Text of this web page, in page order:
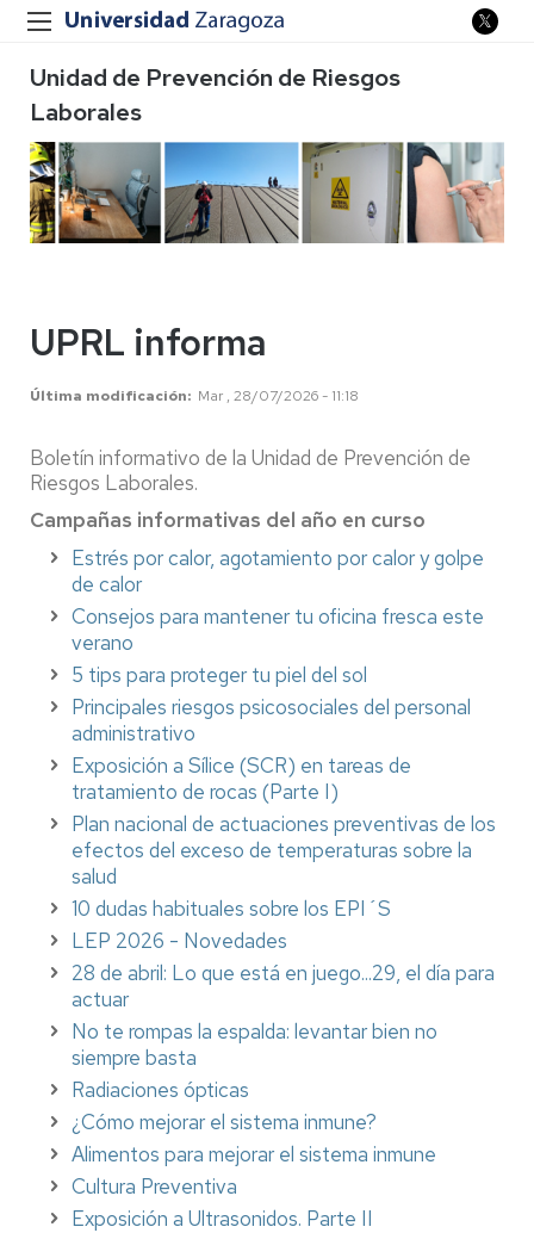
Unidad de Prevención de Riesgos
Laborales
UPRL informa
Última modificación Mar , 28/07/2026 - 11:18
Boletín informativo de la Unidad de Prevención de
Riesgos Laborales.
Campañas informativas del año en curso
Estrés por calor, agotamiento por calor y golpe
de calor
Consejos para mantener tu oficina fresca este
verano
5 tips para proteger tu piel del sol
Principales riesgos psicosociales del personal
administrativo
Exposición a Sílice (SCR) en tareas de
tratamiento de rocas (Parte I)
Plan nacional de actuaciones preventivas de los
efectos del exceso de temperaturas sobre la
salud
10 dudas habituales sobre los EPI´S
LEP 2026 - Novedades
28 de abril: Lo que está en juego...29, el día para
actuar
No te rompas la espalda: levantar bien no
siempre basta
Radiaciones ópticas
¿Cómo mejorar el sistema inmune?
Alimentos para mejorar el sistema inmune
Cultura Preventiva
Exposición a Ultrasonidos. Parte II